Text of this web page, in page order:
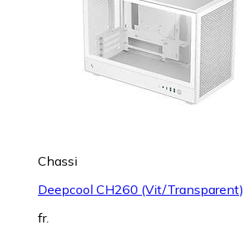
Chassi
Deepcool CH260 (Vit/Transparent)
fr.